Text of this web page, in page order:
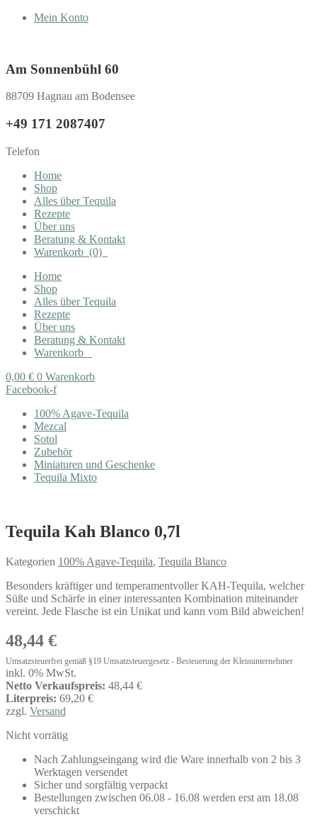
Mein Konto
Am Sonnenbühl 60
88709 Hagnau am Bodensee
+49 171 2087407
Telefon
Home
Shop
Alles über Tequila
Rezepte
Über uns
Beratung & Kontakt
Warenkorb (0)
Home
Shop
Alles über Tequila
Rezepte
Über uns
Beratung & Kontakt
Warenkorb
0,00 € 0 Warenkorb
Facebook-f
100% Agave-Tequila
Mezcal
Sotol
Zubehör
Miniaturen und Geschenke
Tequila Mixto
Tequila Kah Blanco 0,7l
Kategorien 100% Agave-Tequila, Tequila Blanco
Besonders kräftiger und temperamentvoller KAH-Tequila, welcher
Süße und Schärfe in einer interessanten Kombination miteinander
vereint. Jede Flasche ist ein Unikat und kann vom Bild abweichen!
48,44 €
Umsatzsteuerfrei gemäß §19 Umsatzsteuergesetz - Besteuerung der Kleinunternehmer
inkl. 0% MwSt.
Netto Verkaufspreis: 48,44 €
Literpreis: 69,20 €
zzgl. Versand
Nicht vorrätig
Nach Zahlungseingang wird die Ware innerhalb von 2 bis 3
Werktagen versendet
Sicher und sorgfältig verpackt
Bestellungen zwischen 06.08 - 16.08 werden erst am 18.08
verschickt